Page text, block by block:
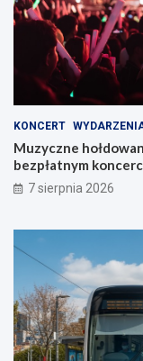
KONCERT
Muzyczne
bezpłatnym
7 sierpnia 2026